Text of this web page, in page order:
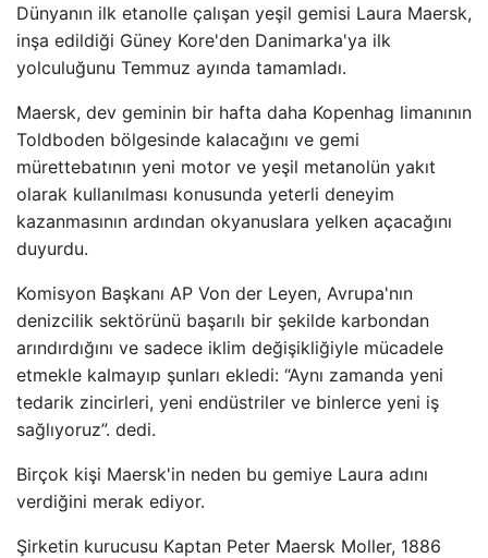
Dünyanın ilk etanolle çalışan yeşil gemisi Laura Maersk,
inşa edildiği Güney Kore'den Danimarka'ya ilk
yolculuğunu Temmuz ayında tamamladı.
Maersk, dev geminin bir hafta daha Kopenhag limanının
Toldboden bölgesinde kalacağını ve gemi
mürettebatının yeni motor ve yeşil metanolün yakıt
olarak kullanılması konusunda yeterli deneyim
kazanmasının ardından okyanuslara yelken açacağını
duyurdu.
Komisyon Başkanı AP Von der Leyen, Avrupa'nın
denizcilik sektörünü başarılı bir şekilde karbondan
arındırdığını ve sadece iklim değişikliğiyle mücadele
etmekle kalmayıp şunları ekledi: “Aynı zamanda yeni
tedarik zincirleri, yeni endüstriler ve binlerce yeni iş
sağlıyoruz”. dedi.
Birçok kişi Maersk'in neden bu gemiye Laura adını
verdiğini merak ediyor.
Şirketin kurucusu Kaptan Peter Maersk Moller, 1886